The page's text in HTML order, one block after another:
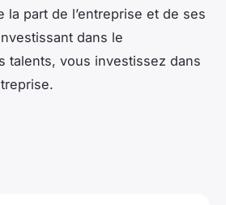
la part de l’entreprise et de ses
dans le
talents, vous investissez dans